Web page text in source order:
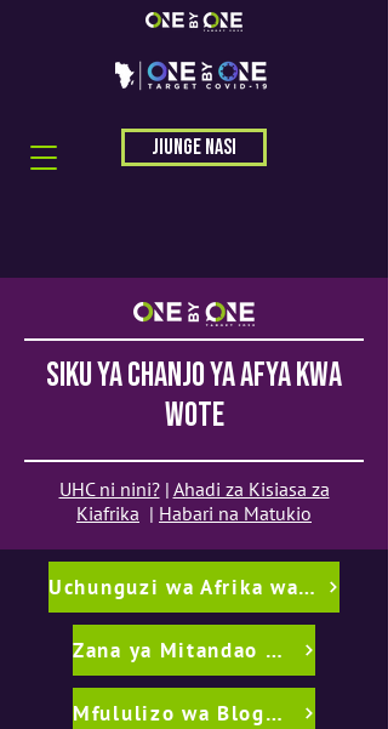
Jiunge nasi
siku ya chanjo ya afya kwa
wote
UHC ni nini?| Ahadi za Kisiasa za
Kiafrika | Habari na Matukio
Uchunguzi wa Afrika wa UHC
Zana ya Mitandao ya Kijamii
Mfululizo wa Blogu ya UHC